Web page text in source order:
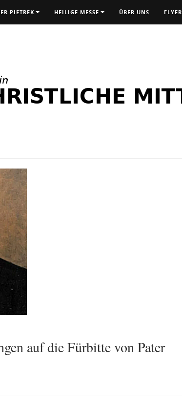
PIETREK HEILIGE MESSE ÜBER UNS FLYER
auf die Fürbitte von Pater